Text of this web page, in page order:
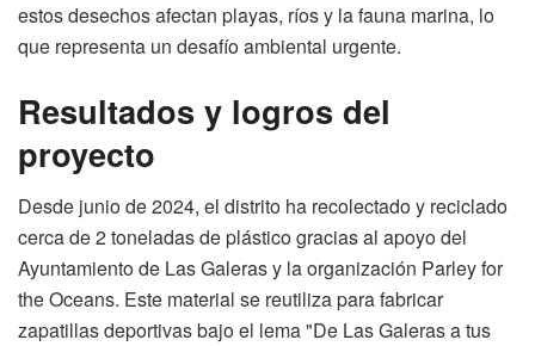
estos desechos afectan playas, ríos y la fauna marina, lo
que representa un desafío ambiental urgente.
Resultados y logros del
proyecto
Desde junio de 2024, el distrito ha recolectado y reciclado
cerca de 2 toneladas de plástico gracias al apoyo del
Ayuntamiento de Las Galeras y la organización Parley for
the Oceans. Este material se reutiliza para fabricar
zapatillas deportivas bajo el lema "De Las Galeras a tus